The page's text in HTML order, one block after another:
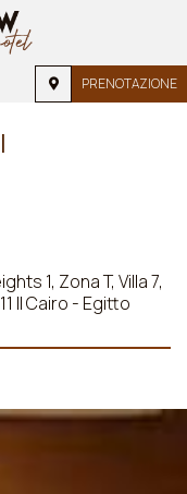
PRENOTAZIONE
1, Zona T, Villa 7,
Il Cairo - Egitto